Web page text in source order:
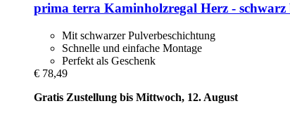
prima terra Kaminholzregal Herz -​ schwarz
Mit schwarzer Pulverbeschichtung
Schnelle und einfache Montage
Perfekt als Geschenk
€ 78,49
Gratis Zustellung bis Mittwoch, 12. August